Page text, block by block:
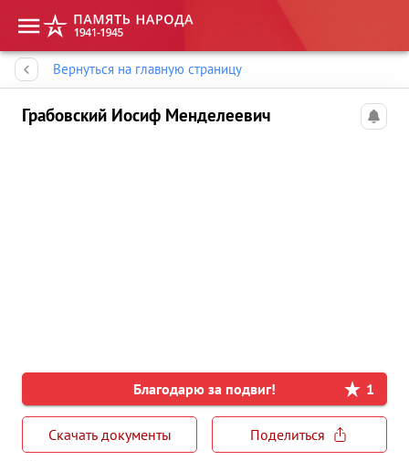
Вернуться на главную страницу
Грабовский Иосиф Менделеевич
Благодарю за подвиг! 1
Скачать документы
Поделиться
Память народа